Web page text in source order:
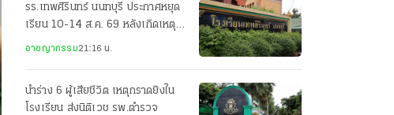
รร.เทพศิรินทร์ นนทบุรี ประกาศหยุด
เรียน 10-14 ส.ค. 69 หลังเกิดเหตุก
อาชญากรรม21:16 น.
นำร่าง 6 ผู้เสียชีวิต เหตุกราดยิงใน
โรงเรียน ส่งนิติเวช รพ.ตำรวจ